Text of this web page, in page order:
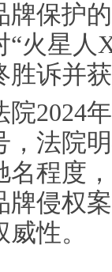
保护
火星人
诉并
2024
，法院
名程度
牌侵权
性。